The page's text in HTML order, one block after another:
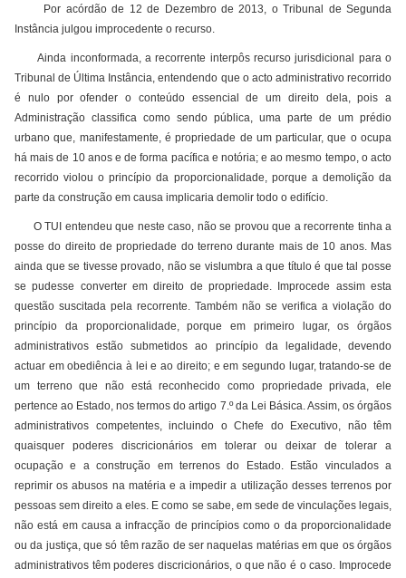
Por acórdão de 12 de Dezembro de 2013, o Tribunal de Segunda
Instância julgou improcedente o recurso.
Ainda inconformada, a recorrente interpôs recurso jurisdicional para o
Tribunal de Última Instância, entendendo que o acto administrativo recorrido
é nulo por ofender o conteúdo essencial de um direito dela, pois a
Administração classifica como sendo pública, uma parte de um prédio
urbano que, manifestamente, é propriedade de um particular, que o ocupa
há mais de 10 anos e de forma pacífica e notória; e ao mesmo tempo, o acto
recorrido violou o princípio da proporcionalidade, porque a demolição da
parte da construção em causa implicaria demolir todo o edifício.
O TUI entendeu que neste caso, não se provou que a recorrente tinha a
posse do direito de propriedade do terreno durante mais de 10 anos. Mas
ainda que se tivesse provado, não se vislumbra a que título é que tal posse
se pudesse converter em direito de propriedade. Improcede assim esta
questão suscitada pela recorrente. Também não se verifica a violação do
princípio da proporcionalidade, porque em primeiro lugar, os órgãos
administrativos estão submetidos ao princípio da legalidade, devendo
actuar em obediência à lei e ao direito; e em segundo lugar, tratando-se de
um terreno que não está reconhecido como propriedade privada, ele
pertence ao Estado, nos termos do artigo 7.º da Lei Básica. Assim, os órgãos
administrativos competentes, incluindo o Chefe do Executivo, não têm
quaisquer poderes discricionários em tolerar ou deixar de tolerar a
ocupação e a construção em terrenos do Estado. Estão vinculados a
reprimir os abusos na matéria e a impedir a utilização desses terrenos por
pessoas sem direito a eles. E como se sabe, em sede de vinculações legais,
não está em causa a infracção de princípios como o da proporcionalidade
ou da justiça, que só têm razão de ser naquelas matérias em que os órgãos
administrativos têm poderes discricionários, o que não é o caso. Improcede